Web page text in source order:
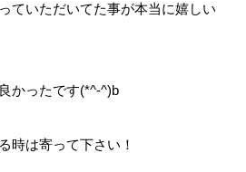
ていただいてた事が本当に嬉しい
かったです(*^-^)b
時は寄って下さい！